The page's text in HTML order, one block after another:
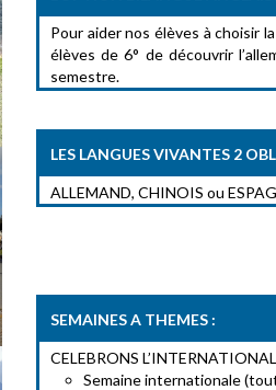
Pour aider nos élèves à choisir
élèves de 6° de découvrir
semestre.
LES LANGUES VIVANTES 2
ALLEMAND, CHINOIS ou
SEMAINES A THEMES :
CELEBRONS
Semaine internationale